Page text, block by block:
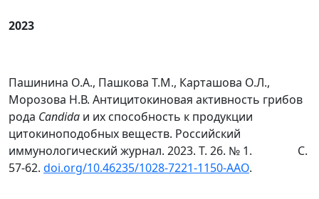
2023
Пашинина О.А., Пашкова Т.М., Карташова О.Л.,
Морозова Н.В. Антицитокиновая активность грибов
рода Сandida и их способность к продукции
цитокиноподобных веществ. Российский
иммунологический журнал. 2023. Т. 26. № 1. С.
57-62. doi.org/10.46235/1028-7221-1150-AAO.